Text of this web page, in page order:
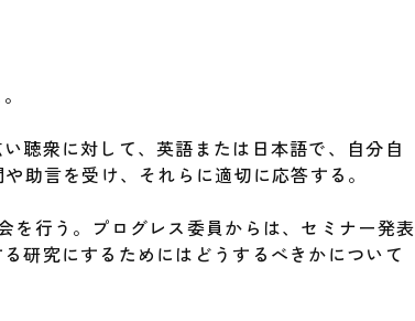
聴衆に対して、英語または日本語で、自分自
助言を受け、それらに適切に応答する。
を行う。プログレス委員からは、セミナー発表
研究にするためにはどうするべきかについて